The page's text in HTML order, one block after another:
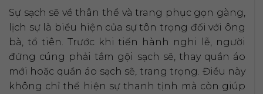
Sự sạch sẽ về thân thể và trang phục gọn gàng,
lịch sự là biểu hiện của sự tôn trọng đối với ông
bà, tổ tiên. Trước khi tiến hành nghi lễ, người
đứng cúng phải tắm gội sạch sẽ, thay quần áo
mới hoặc quần áo sạch sẽ, trang trọng. Điều này
không chỉ thể hiện sự thanh tịnh mà còn giúp